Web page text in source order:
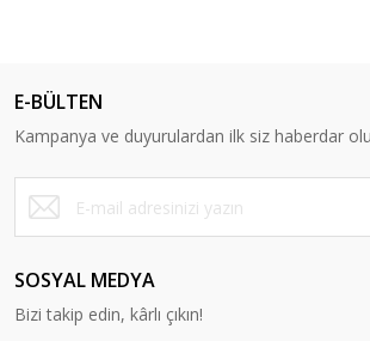
E-BÜLTEN
Kampanya ve duyurulardan ilk siz haberdar
SOSYAL MEDYA
Bizi takip edin, kârlı çıkın!